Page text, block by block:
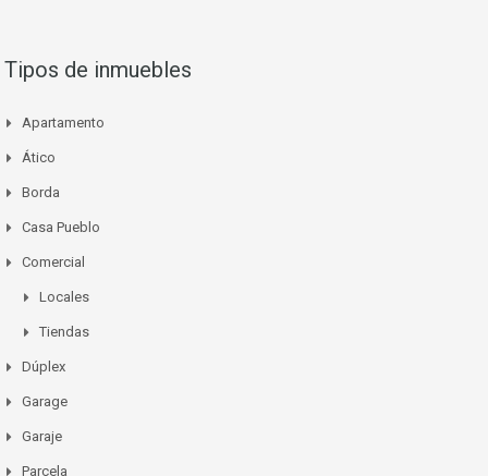
Tipos de inmuebles
Apartamento
Ático
Borda
Casa Pueblo
Comercial
Locales
Tiendas
Dúplex
Garage
Garaje
Parcela